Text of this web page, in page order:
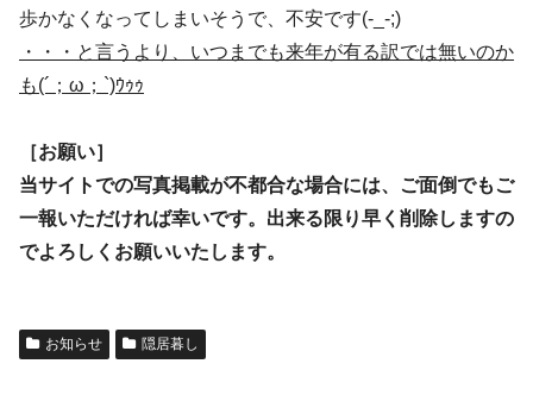
歩かなくなってしまいそうで、不安です(-_-;)
・・・と言うより、いつまでも来年が有る訳では無いのか
も(´；ω；`)ｳｩｩ
［お願い］
当サイトでの写真掲載が不都合な場合には、ご面倒でもご
一報いただければ幸いです。出来る限り早く削除しますの
でよろしくお願いいたします。
お知らせ 隠居暮し